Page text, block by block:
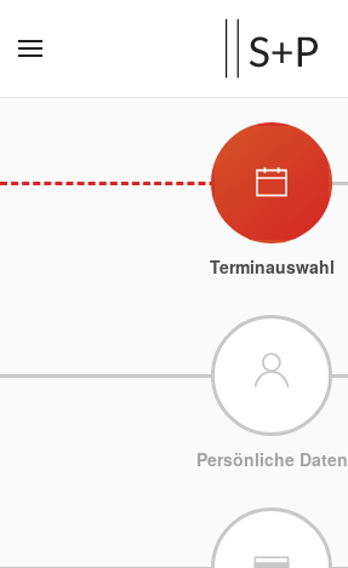
Terminauswahl
Persönliche Daten